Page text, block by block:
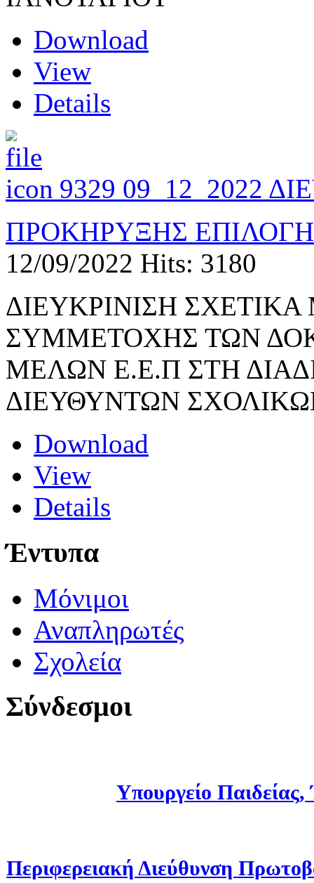
Download
View
Details
9329 09_12_2022
ΠΡΟΚΗΡΥΞΗΣ
12/09/2022 Hits: 3180
ΔΙΕΥΚΡΙΝΙΣΗ
ΣΥΜΜΕΤΟΧΗΣ ΤΩΝ
ΜΕΛΩΝ Ε.Ε.Π ΣΤΗ
ΔΙΕΥΘΥΝΤΩΝ
Download
View
Details
Έντυπα
Μόνιμοι
Αναπληρωτές
Σχολεία
Σύνδεσμοι
Υπουργείο
Περιφερειακή Διεύθυνση